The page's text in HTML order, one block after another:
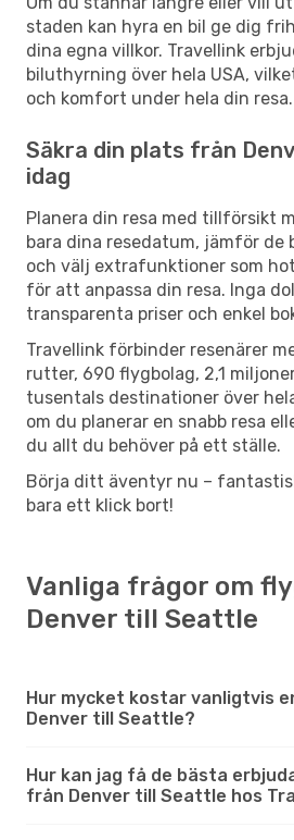
staden kan hyra en bil ge dig
dina egna villkor. Travellink
biluthyrning över hela USA,
och komfort under hela din resa.
Säkra din plats från
idag
Planera din resa med tillförsikt
bara dina resedatum, jämför de
och välj extrafunktioner som
för att anpassa din resa. Inga
transparenta priser och enkel
Travellink förbinder resenärer
rutter, 690 flygbolag, 2,1
tusentals destinationer över
om du planerar en snabb resa
du allt du behöver på ett ställe.
Börja ditt äventyr nu –
bara ett klick bort!
Vanliga frågor om
Denver till Seattle
Hur mycket kostar vanligtvis
Denver till Seattle?
Hur kan jag få de bästa
från Denver till Seattle hos